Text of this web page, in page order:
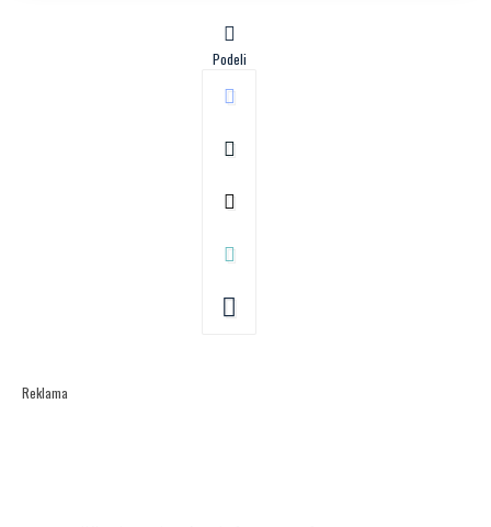
Podeli
Reklama